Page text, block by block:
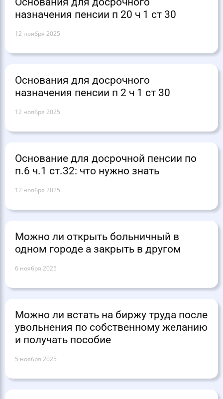
назначения пенсии п 20 ч 1 ст 30
12 ноября 2025
Основания для досрочного
назначения пенсии п 2 ч 1 ст 30
12 ноября 2025
Основание для досрочной пенсии по
п.6 ч.1 ст.32: что нужно знать
12 ноября 2025
Можно ли открыть больничный в
одном городе а закрыть в другом
6 ноября 2025
Можно ли встать на биржу труда после
увольнения по собственному желанию
и получать пособие
5 ноября 2025